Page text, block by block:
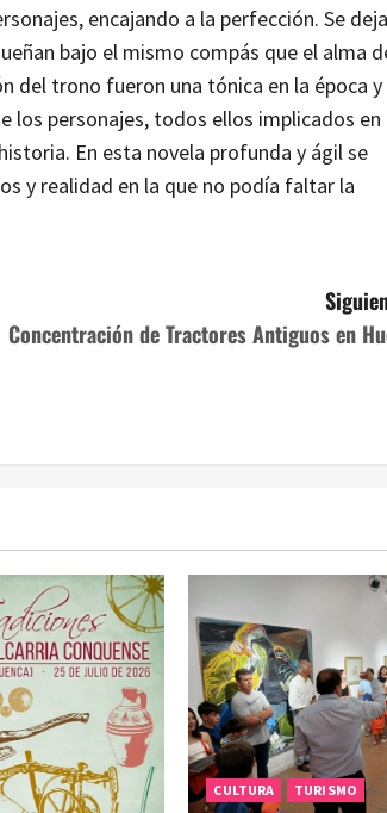
encajando a la perfección. Se
bajo el mismo compás que el alma
del trono fueron una tónica en la época y
los personajes, todos ellos implicados en
En esta novela profunda y ágil se
y realidad en la que no podía faltar la
Concentración de Tractores Antiguos en
CULTURA TURISMO